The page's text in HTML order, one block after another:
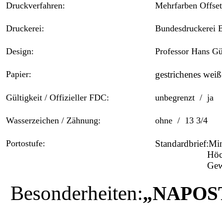
Druckverfahren: Mehrfarben
Druckerei: Bundesdruckerei
Design: Professor Hans
Papier: gestrichenes
Gültigkeit / Offizieller FDC: unbegrenzt / ja
Wasserzeichen / Zähnung: ohne / 13 3/4
Portostufe:
Besonderheiten: